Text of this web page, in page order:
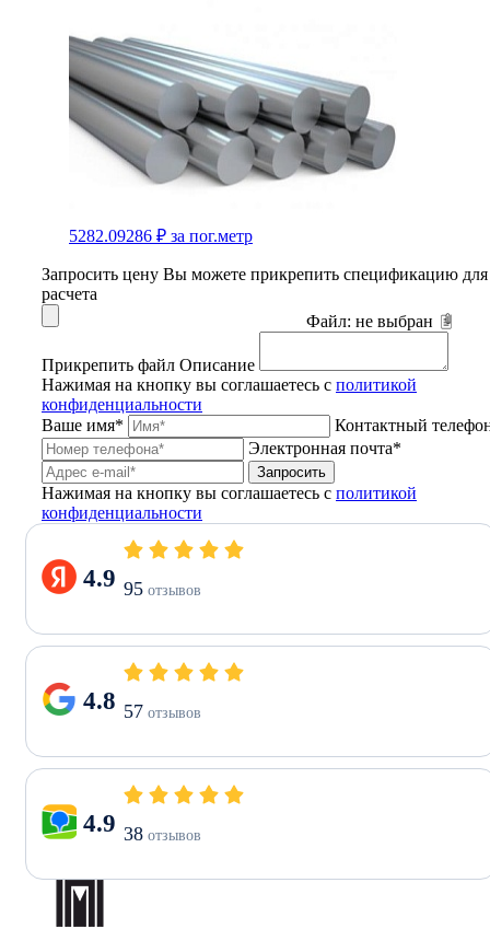
5282.09286 ₽ за пог.метр
Запросить цену Вы можете прикрепить спецификацию для
расчета
Файл: не выбран
Прикрепить файл Описание
Нажимая на кнопку вы соглашаетесь с политикой
конфиденциальности
Ваше имя*
Контактный
Электронная почта*
Запросить
Нажимая на кнопку вы соглашаетесь с политикой
конфиденциальности
4.9 95 отзывов
4.8 57 отзывов
4.9 38 отзывов